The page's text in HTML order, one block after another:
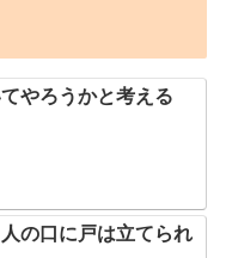
やろうかと考える
の口に戸は立てられ